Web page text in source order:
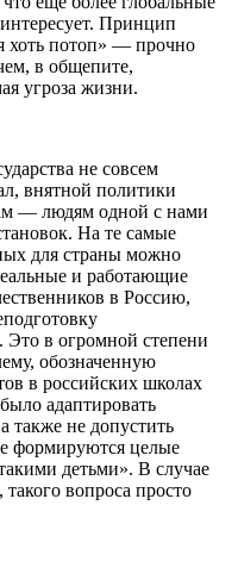
Принцип
хоть потоп» — прочно
в общепите,
угроза жизни.
не совсем
внятной политики
— людям одной с нами
На те самые
для страны можно
и работающие
в Россию,
Это в огромной степени
обозначенную
в российских школах
адаптировать
также не допустить
формируются целые
детьми». В случае
вопроса просто